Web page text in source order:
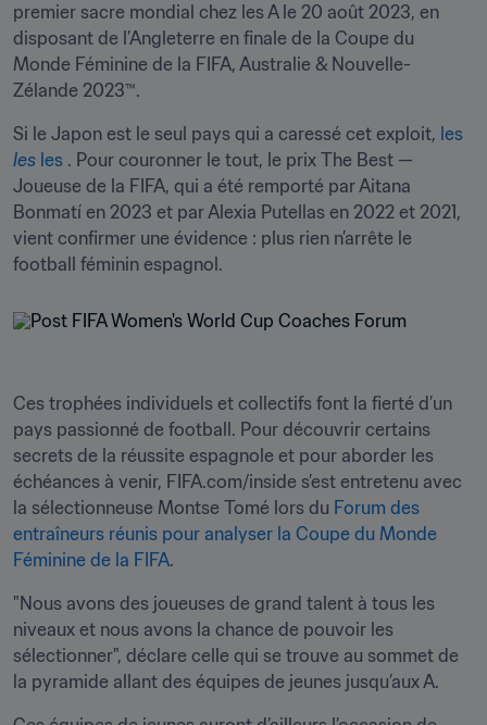
premier sacre mondial chez les A le 20 août 2023, en
disposant de l’Angleterre en finale de la Coupe du
Monde Féminine de la FIFA, Australie & Nouvelle-
Zélande 2023™.
Si le Japon est le seul pays qui a caressé cet exploit,
les les . Pour couronner le tout, le prix The Best —
Joueuse de la FIFA, qui a été remporté par Aitana
Bonmatí en 2023 et par Alexia Putellas en 2022 et 2021,
vient confirmer une évidence : plus rien n’arrête le
football féminin espagnol.
Ces trophées individuels et collectifs font la fierté d’un
pays passionné de football. Pour découvrir certains
secrets de la réussite espagnole et pour aborder les
échéances à venir, FIFA.com/inside s’est entretenu avec
la sélectionneuse Montse Tomé lors du Forum des
entraîneurs réunis pour analyser la Coupe du Monde
Féminine de la FIFA.
"Nous avons des joueuses de grand talent à tous les
niveaux et nous avons la chance de pouvoir les
sélectionner", déclare celle qui se trouve au sommet de
la pyramide allant des équipes de jeunes jusqu’aux A.